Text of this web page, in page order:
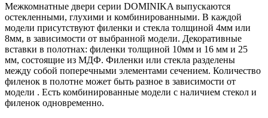
Межкомнатные двери серии DOMINIKA выпускаются
остекленными, глухими и комбинированными. В каждой
модели присутствуют филенки и стекла толщиной 4мм или
8мм, в зависимости от выбранной модели. Декоративные
вставки в полотнах: филенки толщиной 10мм и 16 мм и 25
мм, состоящие из МДФ. Филенки или стекла разделены
между собой поперечными элементами сечением. Количество
филенок в полотне может быть разное в зависимости от
модели . Есть комбинированные модели с наличием стекол и
филенок одновременно.